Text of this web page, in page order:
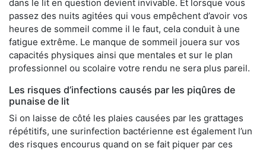
dans le lit en question devient invivable. Et lorsque vous
passez des nuits agitées qui vous empêchent d’avoir vos
heures de sommeil comme il le faut, cela conduit à une
fatigue extrême. Le manque de sommeil jouera sur vos
capacités physiques ainsi que mentales et sur le plan
professionnel ou scolaire votre rendu ne sera plus pareil.
Les risques d’infections causés par les piqûres de
punaise de lit
Si on laisse de côté les plaies causées par les grattages
répétitifs, une surinfection bactérienne est également l’un
des risques encourus quand on se fait piquer par ces